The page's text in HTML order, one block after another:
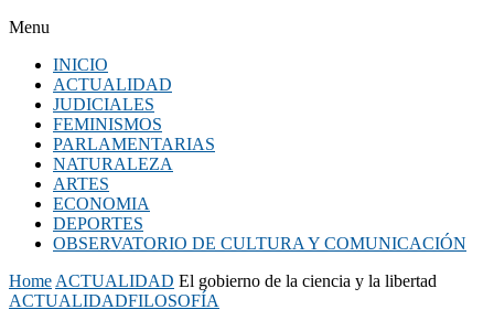
Menu
INICIO
ACTUALIDAD
JUDICIALES
FEMINISMOS
PARLAMENTARIAS
NATURALEZA
ARTES
ECONOMIA
DEPORTES
OBSERVATORIO DE CULTURA Y COMUNICACIÓN
Home ACTUALIDAD El gobierno de la ciencia y la libertad
ACTUALIDADFILOSOFÍA